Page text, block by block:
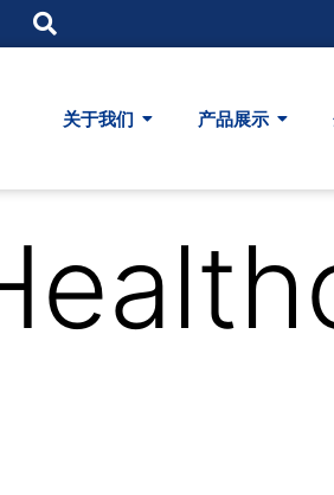
关于我们 产品展示